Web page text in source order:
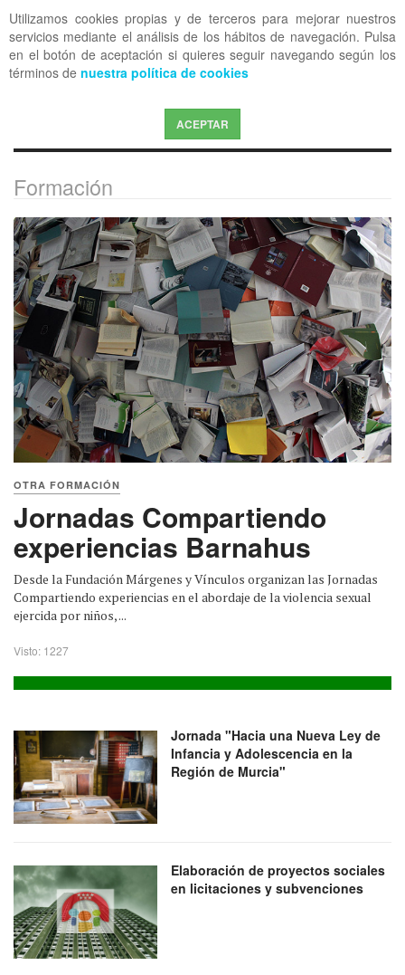
Utilizamos cookies propias y de terceros para mejorar nuestros
servicios mediante el análisis de los hábitos de navegación. Pulsa
en el botón de aceptación si quieres seguir navegando según los
términos de nuestra política de cookies
ACEPTAR
OFF CANVAS
Formación
OTRA FORMACIÓN
Jornadas Compartiendo
experiencias Barnahus
Desde la Fundación Márgenes y Vínculos organizan las Jornadas
Compartiendo experiencias en el abordaje de la violencia sexual
ejercida por niños, ...
Visto: 1227
Jornada "Hacia una Nueva Ley de
Infancia y Adolescencia en la
Región de Murcia"
Elaboración de proyectos sociales
en licitaciones y subvenciones